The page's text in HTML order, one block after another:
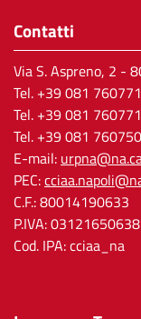
Contatti
Via S. Aspreno, 2 -
Tel. +39 081
Tel. +39 081
Tel. +39 081
E-mail:
PEC:
C.F.: 80014190633
P.IVA: 03121650638
Cod. IPA: cciaa_na